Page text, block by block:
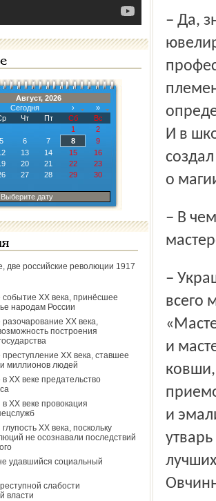
Август, 2026
Сегодня ›
»
Чт Пт Сб
Вс
1
2
5 6 7 8
9
13 14 15
16
20 21 22
23
27 28 29
30
Выберите дату
две российские революции 1917
ХХ века, принёсшее
народам России
ХХ века,
построения
ХХ века, ставшее
миллионов людей
ХХ веке предательство
ХХ веке провокация
ХХ века, поскольку
не осознавали последствий
удавшийся социальный
слабости
власти
– Да, знаю (улыбается), потому что у меня ремесло такое –
И в
о
– В чем особенность творческого почерка ваших
– Украшения для дам составляют только десятую часть
всего
и
и